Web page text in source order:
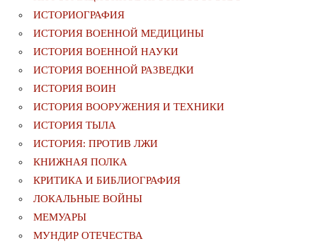
ИСТОРИОГРАФИЯ
ИСТОРИЯ ВОЕННОЙ МЕДИЦИНЫ
ИСТОРИЯ ВОЕННОЙ НАУКИ
ИСТОРИЯ ВОЕННОЙ РАЗВЕДКИ
ИСТОРИЯ ВОИН
ИСТОРИЯ ВООРУЖЕНИЯ И ТЕХНИКИ
ИСТОРИЯ ТЫЛА
ИСТОРИЯ: ПРОТИВ ЛЖИ
КНИЖНАЯ ПОЛКА
КРИТИКА И БИБЛИОГРАФИЯ
ЛОКАЛЬНЫЕ ВОЙНЫ
МЕМУАРЫ
МУНДИР ОТЕЧЕСТВА